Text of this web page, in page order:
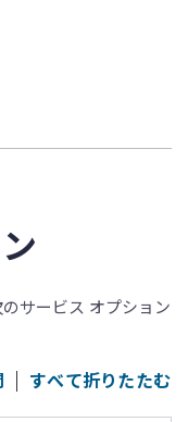
サービス オプション
すべて折りたたむ